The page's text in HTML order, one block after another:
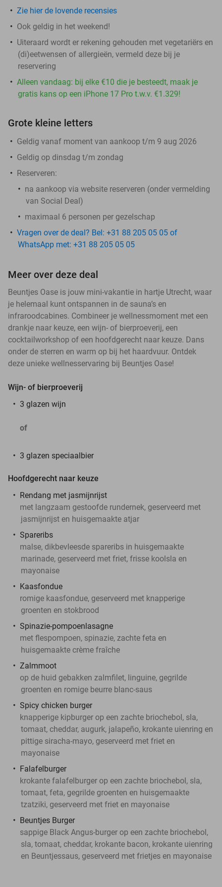
Zie hier de lovende recensies
Ook geldig in het weekend!
Uiteraard wordt er rekening gehouden met vegetariërs en
(di)eetwensen of allergieën, vermeld deze bij je
reservering
Alleen vandaag: bij elke €10 die je besteedt, maak je
gratis kans op een iPhone 17 Pro t.w.v. €1.329!
Grote kleine letters
Geldig vanaf moment van aankoop t/m 9 aug 2026
Geldig op dinsdag t/m zondag
Reserveren:
na aankoop via website reserveren (onder vermelding
van Social Deal)
maximaal 6 personen per gezelschap
Vragen over de deal? Bel: +31 88 205 05 05 of
WhatsApp met: +31 88 205 05 05
Meer over deze deal
Beuntjes Oase is jouw mini-vakantie in hartje Utrecht, waar
je helemaal kunt ontspannen in de sauna’s en
infraroodcabines. Combineer je wellnessmoment met een
drankje naar keuze, een wijn- of bierproeverij, een
cocktailworkshop of een hoofdgerecht naar keuze. Dans
onder de sterren en warm op bij het haardvuur. Ontdek
deze unieke wellnesservaring bij Beuntjes Oase!
Wijn- of bierproeverij
3 glazen wijn
of
3 glazen speciaalbier
Hoofdgerecht naar keuze
Rendang met jasmijnrijst
met langzaam gestoofde rundernek, geserveerd met
jasmijnrijst en huisgemaakte atjar
Spareribs
malse, dikbevleesde spareribs in huisgemaakte
marinade, geserveerd met friet, frisse koolsla en
mayonaise
Kaasfondue
romige kaasfondue, geserveerd met knapperige
groenten en stokbrood
Spinazie-pompoenlasagne
met flespompoen, spinazie, zachte feta en
huisgemaakte crème fraîche
Zalmmoot
op de huid gebakken zalmfilet, linguine, gegrilde
groenten en romige beurre blanc-saus
Spicy chicken burger
knapperige kipburger op een zachte briochebol, sla,
tomaat, cheddar, augurk, jalapeño, krokante uienring en
pittige siracha-mayo, geserveerd met friet en
mayonaise
Falafelburger
krokante falafelburger op een zachte briochebol, sla,
tomaat, feta, gegrilde groenten en huisgemaakte
tzatziki, geserveerd met friet en mayonaise
Beuntjes Burger
sappige Black Angus-burger op een zachte briochebol,
sla, tomaat, cheddar, krokante bacon, krokante uienring
en Beuntjessaus, geserveerd met frietjes en mayonaise